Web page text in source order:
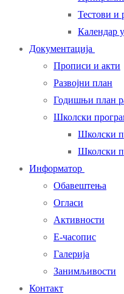
Тестови и
Календар
Документација
Прописи и акти
Развојни план
Годишњи план
Школски
Школски
Школски
Информатор
Обавештења
Огласи
Активности
Е-часопис
Галерија
Занимљивости
Контакт